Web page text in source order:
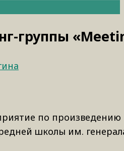
группы
по произведению
школы им.